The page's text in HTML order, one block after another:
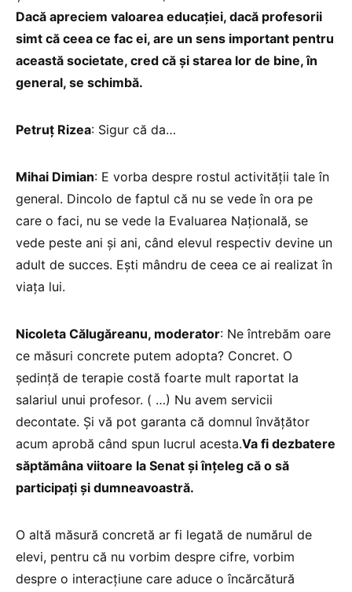
Dacă apreciem valoarea educației, dacă profesorii
simt că ceea ce fac ei, are un sens important pentru
această societate, cred că și starea lor de bine, în
general, se schimbă.
Petruț Rizea: Sigur că da…
Mihai Dimian: E vorba despre rostul activității tale în
general. Dincolo de faptul că nu se vede în ora pe
care o faci, nu se vede la Evaluarea Națională, se
vede peste ani și ani, când elevul respectiv devine un
adult de succes. Ești mândru de ceea ce ai realizat în
viața lui.
Nicoleta Călugăreanu, moderator: Ne întrebăm oare
ce măsuri concrete putem adopta? Concret. O
ședință de terapie costă foarte mult raportat la
salariul unui profesor. ( …) Nu avem servicii
decontate. Și vă pot garanta că domnul învățător
acum aprobă când spun lucrul acesta.Va fi dezbatere
săptămâna viitoare la Senat și înțeleg că o să
participați și dumneavoastră.
O altă măsură concretă ar fi legată de numărul de
elevi, pentru că nu vorbim despre cifre, vorbim
despre o interacțiune care aduce o încărcătură